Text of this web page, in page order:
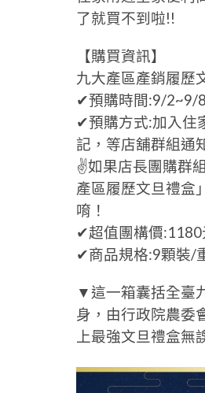
了就買不到啦!!
【購買資訊】
九大產區產銷履歷
✔預購時間:9/2~9/8
✔預購方式:加入住
記，等店舖群組通
✌如果店長團購群
產區履歷文旦禮盒
唷！
✔超值團構價:1180
✔商品規格:9顆裝/
▼這一箱囊括全臺
身，由行政院農委
上最強文旦禮盒無